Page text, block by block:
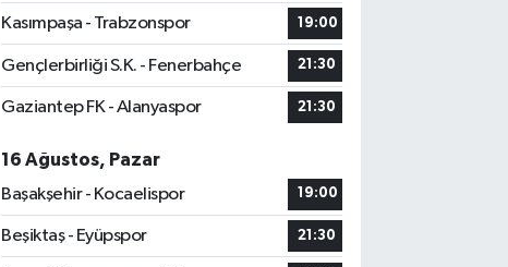
Kasımpaşa - Trabzonspor 19:00
Gençlerbirliği S.K. - Fenerbahçe 21:30
Gaziantep FK - Alanyaspor 21:30
16 Ağustos, Pazar
Başakşehir - Kocaelispor
19:00
Beşiktaş - Eyüpspor 21:30